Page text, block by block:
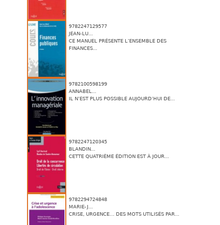
9782247129577
JEAN-LU...
CE MANUEL PRÉSENTE L’ENSEMBLE DES
FINANCES...
9782100598199
ANNABEL...
IL N’EST PLUS POSSIBLE AUJOURD’HUI DE...
9782247120345
BLANDIN...
CETTE QUATRIÈME ÉDITION EST À JOUR...
9782294724848
MARIE-J...
CRISE, URGENCE… DES MOTS UTILISÉS PAR...